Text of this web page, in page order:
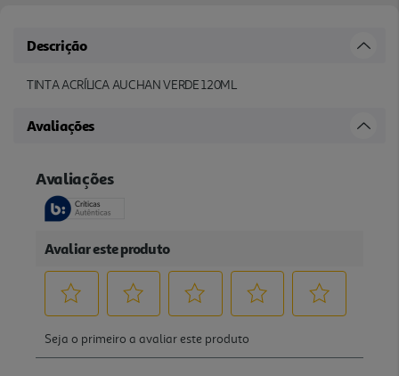
Descrição
TINTA ACRÍLICA AUCHAN VERDE 120ML
Avaliações